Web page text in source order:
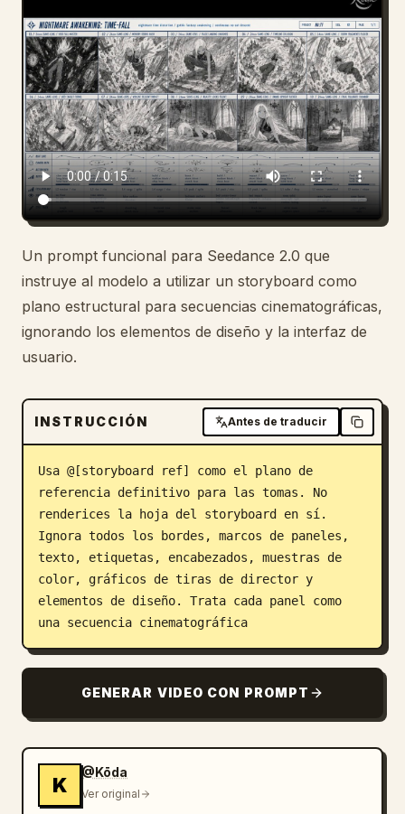
Blog
Actualizaciones
Un prompt funcional para Seedance 2.0 que
instruye al modelo a utilizar un storyboard como
plano estructural para secuencias cinematográficas,
ignorando los elementos de diseño y la interfaz de
usuario.
INSTRUCCIÓN Antes de traducir
Usa @[storyboard ref] como el plano de
referencia definitivo para las tomas. No
renderices la hoja del storyboard en sí.
Ignora todos los bordes, marcos de paneles,
texto, etiquetas, encabezados, muestras de
color, gráficos de tiras de director y
elementos de diseño. Trata cada panel como
una secuencia cinematográfica
GENERAR VIDEO CON PROMPT
K
@Kōda
Ver original